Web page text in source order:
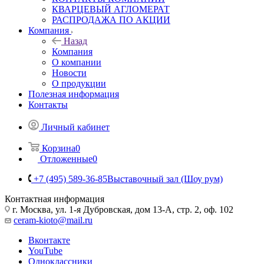
КВАРЦЕВЫЙ АГЛОМЕРАТ
РАСПРОДАЖА ПО АКЦИИ
Компания
Назад
Компания
О компании
Новости
О продукции
Полезная информация
Контакты
Личный кабинет
Корзина0
Отложенные0
+7 (495) 589-36-85Выставочный зал (Шоу рум)
Контактная информация
г. Москва, ул. 1-я Дубровская, дом 13-А, стр. 2, оф. 102
ceram-kioto@mail.ru
Вконтакте
YouTube
Одноклассники